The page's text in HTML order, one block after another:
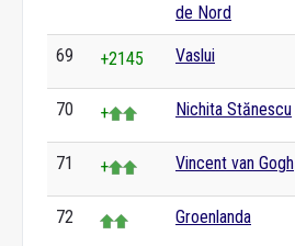
de Nord
69 +2145 Vaslui
70 + Nichita Stănescu
71 + Vincent van Gogh
72 Groenlanda